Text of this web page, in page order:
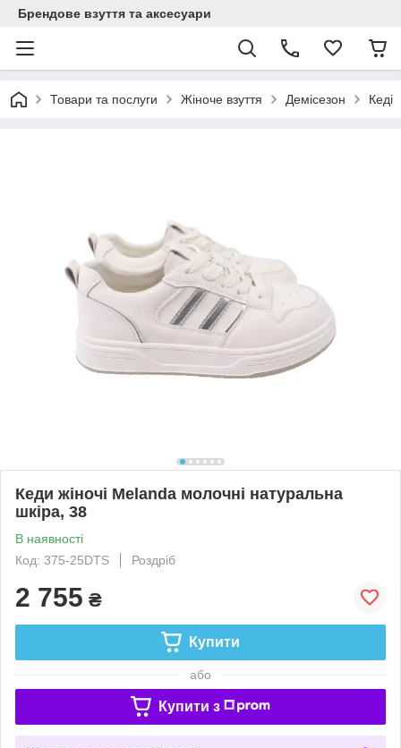
Брендове взуття та аксесуари
Товари та послуги Жіноче взуття Демісезон Кеді
Кеди жіночі Melanda молочні натуральна
шкіра, 38
В наявності
Код: 375-25DTS
Роздріб
2 755 ₴
Купити
або
Купити з